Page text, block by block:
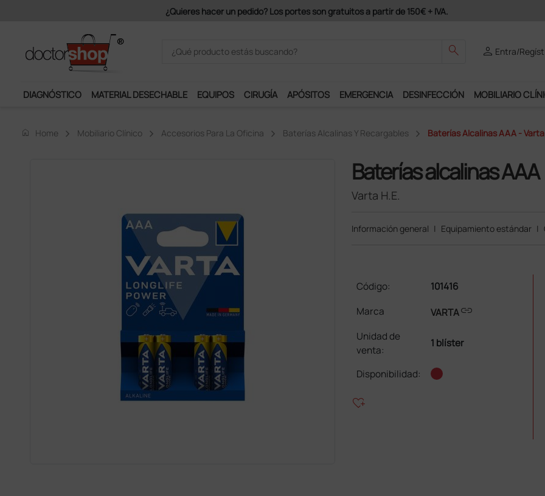
Únete al programa Ds Plus y podrás disfrutar de muchos servicios exclusivos.
search person Entra/
DIAGNÓSTICO MATERIAL DESECHABLE EQUIPOS CIRUGÍA APÓSITOS EMERGENCIA DESINFECCIÓN MOBILIARIO
home Home Mobiliario Clínico Accesorios Para La Oficina Baterías Alcalinas Y Recargables Baterías Alcalinas AAA -
Baterías alcalinas AAA
Varta H.E.
Información general | Equipamiento estándar |
Código:
101416
Marca
VARTAlink
Unidad de
venta:
1 blíster
Disponibilidad:
heart_plus